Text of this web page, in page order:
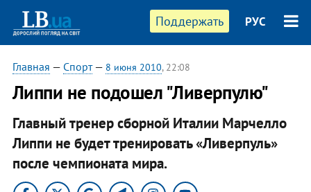
Поддержать РУС
Главная — Спорт— 8 июня 2010, 22:08
Липпи не подошел "Ливерпулю"
Главный тренер сборной Италии Марчелло
Липпи не будет тренировать «Ливерпуль»
после чемпионата мира.